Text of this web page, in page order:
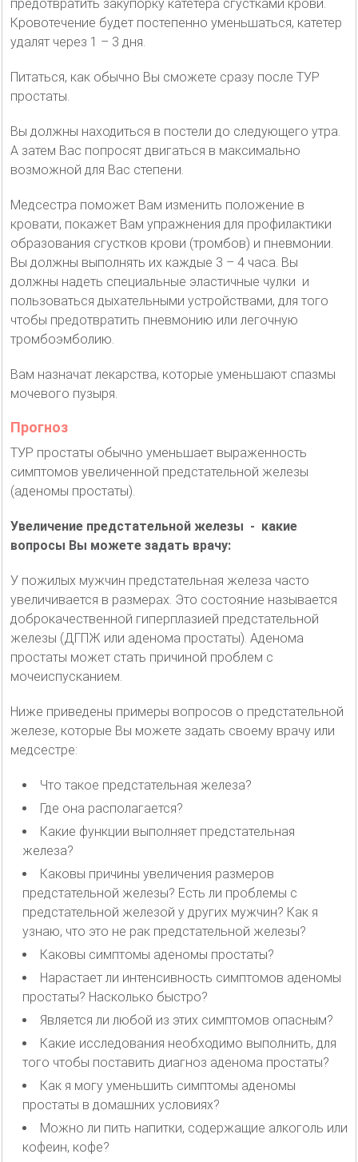
предотвратить закупорку катетера сгустками крови.
Кровотечение будет постепенно уменьшаться, катетер
удалят через 1 – 3 дня.
Питаться, как обычно Вы сможете сразу после ТУР
простаты.
Вы должны находиться в постели до следующего утра.
А затем Вас попросят двигаться в максимально
возможной для Вас степени.
Медсестра поможет Вам изменить положение в
кровати, покажет Вам упражнения для профилактики
образования сгустков крови (тромбов) и пневмонии.
Вы должны выполнять их каждые 3 – 4 часа. Вы
должны надеть специальные эластичные чулки и
пользоваться дыхательными устройствами, для того
чтобы предотвратить пневмонию или легочную
тромбоэмболию.
Вам назначат лекарства, которые уменьшают спазмы
мочевого пузыря.
Прогноз
ТУР простаты обычно уменьшает выраженность
симптомов увеличенной предстательной железы
(аденомы простаты).
Увеличение предстательной железы - какие
вопросы Вы можете задать врачу:
У пожилых мужчин предстательная железа часто
увеличивается в размерах. Это состояние называется
доброкачественной гиперплазией предстательной
железы (ДГПЖ или аденома простаты). Аденома
простаты может стать причиной проблем с
мочеиспусканием.
Ниже приведены примеры вопросов о предстательной
железе, которые Вы можете задать своему врачу или
медсестре:
Что такое предстательная железа?
Где она располагается?
Какие функции выполняет предстательная
железа?
Каковы причины увеличения размеров
предстательной железы? Есть ли проблемы с
предстательной железой у других мужчин? Как я
узнаю, что это не рак предстательной железы?
Каковы симптомы аденомы простаты?
Нарастает ли интенсивность симптомов аденомы
простаты? Насколько быстро?
Является ли любой из этих симптомов опасным?
Какие исследования необходимо выполнить, для
того чтобы поставить диагноз аденома простаты?
Как я могу уменьшить симптомы аденомы
простаты в домашних условиях?
Можно ли пить напитки, содержащие алкоголь или
кофеин, кофе?